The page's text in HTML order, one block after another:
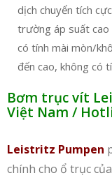
dịch chuyển tích
trường áp suất cao
có tính mài mòn/
đến cao, không có
Bơm trục vít
Việt Nam /
Leistritz Pumpen
chính cho ổ trục